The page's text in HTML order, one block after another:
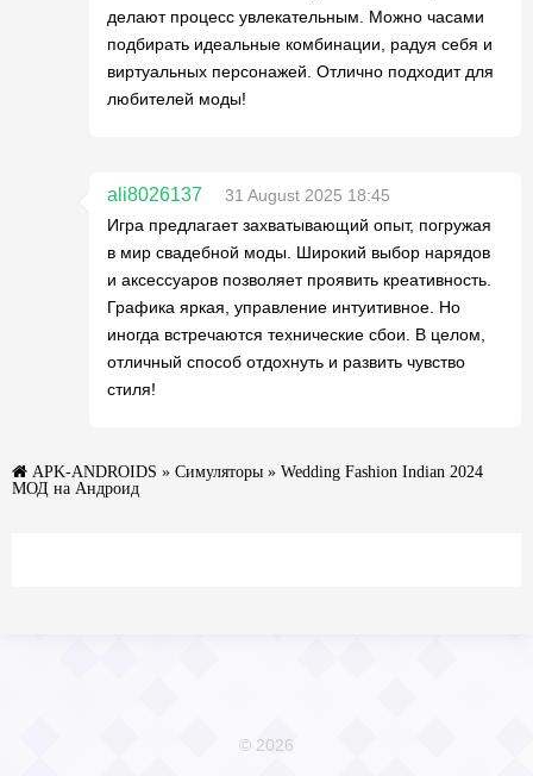
делают процесс увлекательным. Можно часами
подбирать идеальные комбинации, радуя себя и
виртуальных персонажей. Отлично подходит для
любителей моды!
ali8026137
31 August 2025 18:45
Игра предлагает захватывающий опыт, погружая
в мир свадебной моды. Широкий выбор нарядов
и аксессуаров позволяет проявить креативность.
Графика яркая, управление интуитивное. Но
иногда встречаются технические сбои. В целом,
отличный способ отдохнуть и развить чувство
стиля!
APK-ANDROIDS » Симуляторы » Wedding Fashion Indian 2024
МОД на Андроид
© 2026